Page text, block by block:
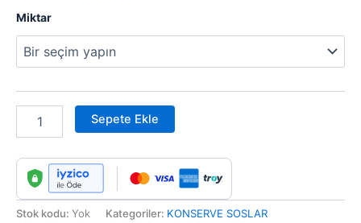
Miktar
Sepete Ekle
Stok kodu: Yok Kategoriler: KONSERVE SOSLAR